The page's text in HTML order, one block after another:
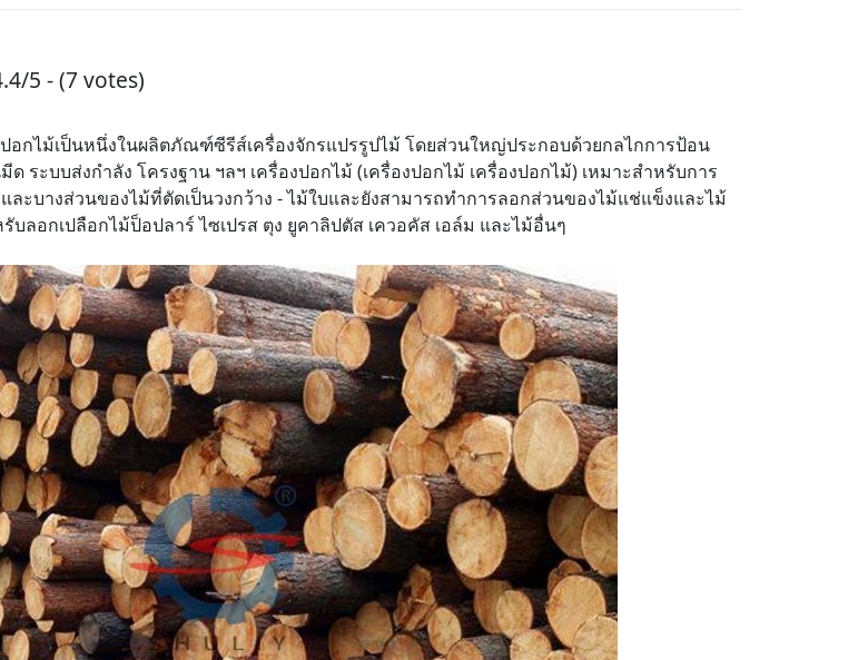
5 - (7 votes)
ปอกไม้เป็นหนึ่งในผลิตภัณฑ์ซีรีส์เครื่องจักรแปรรูปไม้ โดยส่วนใหญ่ประกอบด้วยกลไกการป้อน
ระบบส่งกำลัง โครงฐาน ฯลฯ เครื่องปอกไม้ (เครื่องปอกไม้ เครื่องปอกไม้) เหมาะสำหรับการ
ะบางส่วนของไม้ที่ตัดเป็นวงกว้าง - ไม้ใบและยังสามารถทำการลอกส่วนของไม้แช่แข็งและไม้
บลอกเปลือกไม้ป็อปลาร์ ไซเปรส ตุง ยูคาลิปตัส เควอคัส เอล์ม และไม้อื่นๆ